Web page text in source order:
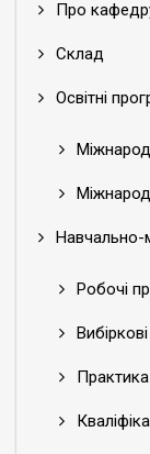
Про
Склад
Освітні
Навчально-
Робочі
Практика